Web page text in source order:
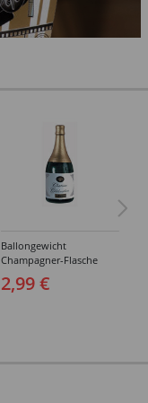
Ballongewicht
Champagner-Flasche
2,99 €